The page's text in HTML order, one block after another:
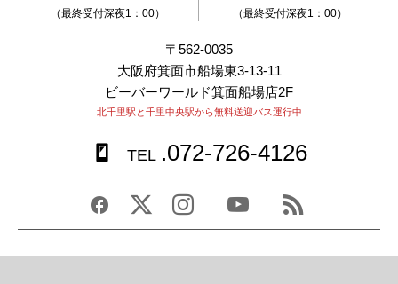
（最終受付深夜1：00） （最終受付深夜1：00）
〒562-0035
大阪府箕面市船場東3-13-11
ビーバーワールド箕面船場店2F
北千里駅と千里中央駅から無料送迎バス運行中
TEL .072-726-4126